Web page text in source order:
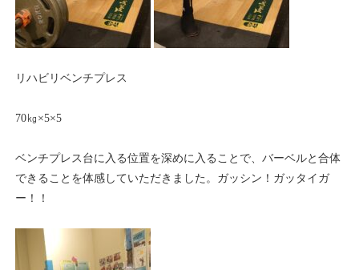
リハビリベンチプレス
70㎏×5×5
ベンチプレス台に入る位置を深めに入ることで、バーベルと合体
できることを体感していただきました。ガッシン！ガッタイガ
ー！！